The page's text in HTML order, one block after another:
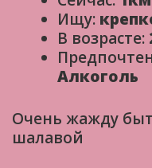
Ищу:
В возрасте:
Алкоголь
Очень жажду
шалавой